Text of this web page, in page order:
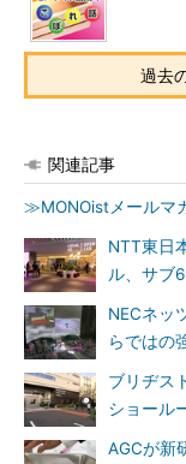
過去
関連記事
≫MONOistメールマ
NTT東日
ル、サブ
NECネッ
らではの
ブリヂス
ショール
AGCが新